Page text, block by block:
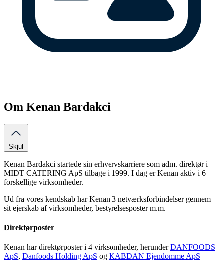
Om Kenan Bardakci
Skjul
Kenan Bardakci startede sin erhvervskarriere som adm. direktør i
MIDT CATERING ApS tilbage i 1999. I dag er Kenan aktiv i 6
forskellige virksomheder.
Ud fra vores kendskab har Kenan 3 netværksforbindelser gennem
sit ejerskab af virksomheder, bestyrelsesposter m.m.
Direktørposter
Kenan har direktørposter i 4 virksomheder, herunderDANFOODS
ApS, Danfoods Holding ApS og KABDAN Ejendomme ApS